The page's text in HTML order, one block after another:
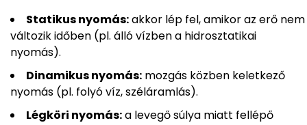
Statikus nyomás:akkor lép fel, amikor az erő nem
változik időben (pl. álló vízben a hidrosztatikai
nyomás).
Dinamikus nyomás: mozgás közben keletkező
nyomás (pl. folyó víz, széláramlás).
Légköri nyomás:a levegő súlya miatt fellépő